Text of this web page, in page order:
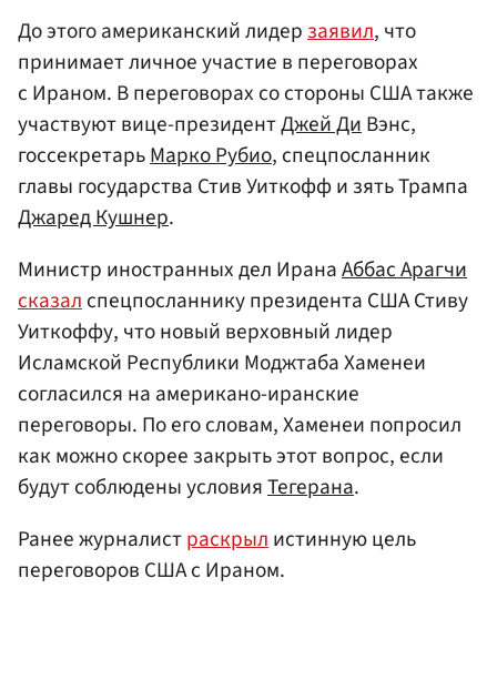
До этого американский лидер заявил, что
принимает личное участие в переговорах
с Ираном. В переговорах со стороны США также
участвуют вице-президентДжей Ди Вэнс,
госсекретарьМарко Рубио, спецпосланник
главы государства Стив Уиткофф и зять Трампа
Джаред Кушнер.
Министр иностранных дел ИранаАббас Арагчи
сказалспецпосланнику президента США Стиву
Уиткоффу, что новый верховный лидер
Исламской Республики Моджтаба Хаменеи
согласился на американо-иранские
переговоры. По его словам, Хаменеи попросил
как можно скорее закрыть этот вопрос, если
будут соблюдены условияТегерана.
Ранее журналистраскрылистинную цель
переговоров США с Ираном.